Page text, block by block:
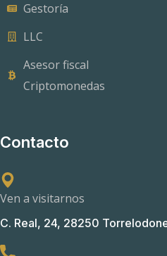
Gestoría
LLC
Asesor fiscal
Criptomonedas
Contacto
Ven a visitarnos
C. Real, 24, 28250